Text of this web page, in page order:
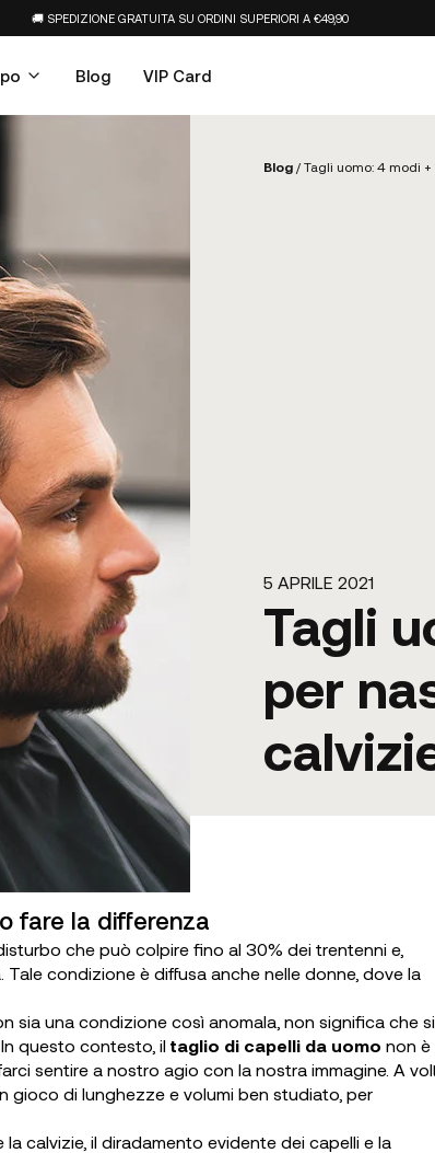
🚚 SPEDIZIONE GRATUITA SU ORDINI SUPERIORI A €49,90
Blog VIP Card
Blog /Tagli uomo: 4 modi
5 APRILE 2021
Tagli
per
fare la differenza
disturbo che può colpire fino al 30% dei trentenni e,
condizione è diffusa anche nelle donne, dove la
sia una condizione così anomala, non significa che
questo contesto, il taglio di capelli da uomo non è
sentire a nostro agio con la nostra immagine. A
gioco di lunghezze e volumi ben studiato, per
calvizie, il diradamento evidente dei capelli e la